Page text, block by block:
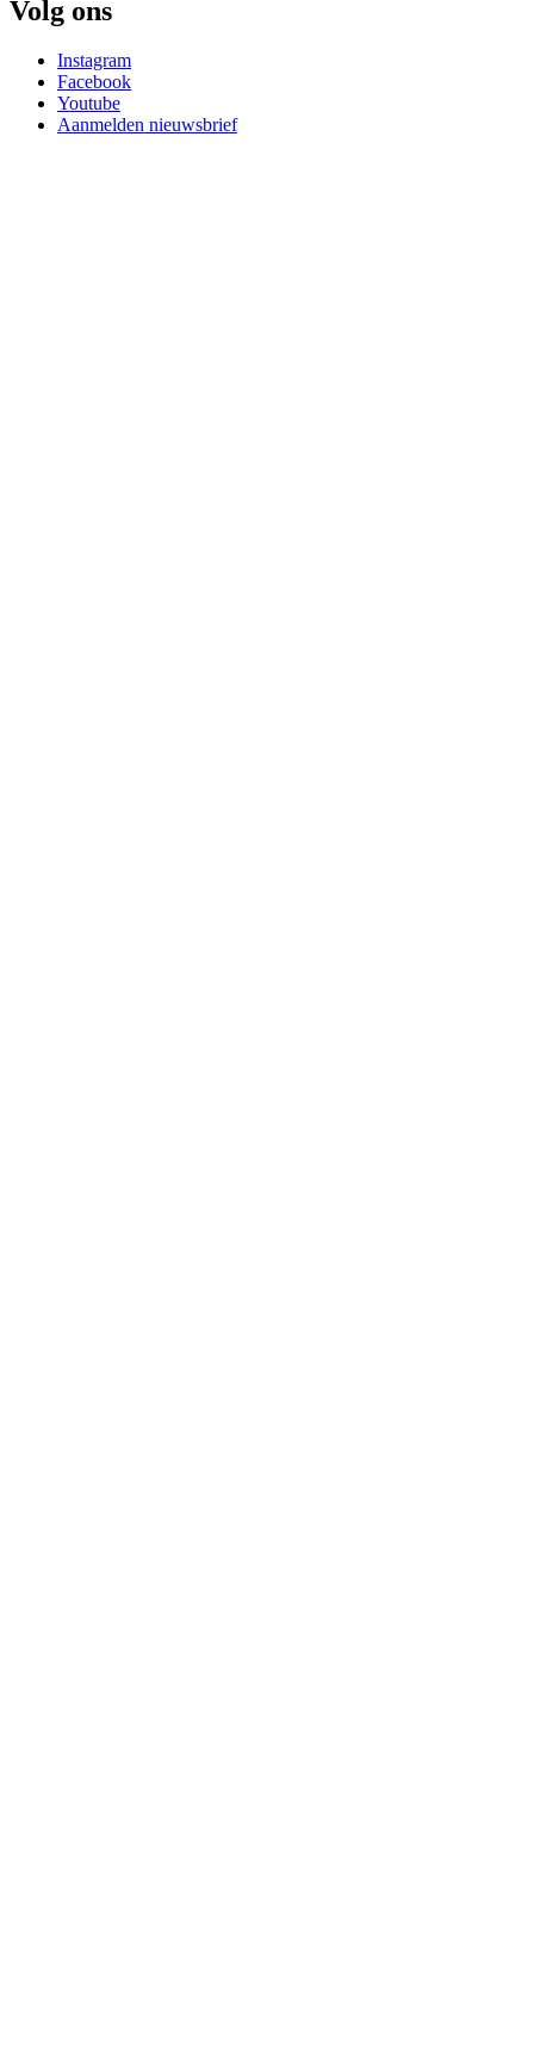
Volg ons
Instagram
Facebook
Youtube
Aanmelden nieuwsbrief